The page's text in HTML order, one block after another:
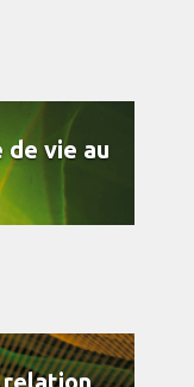
vie au